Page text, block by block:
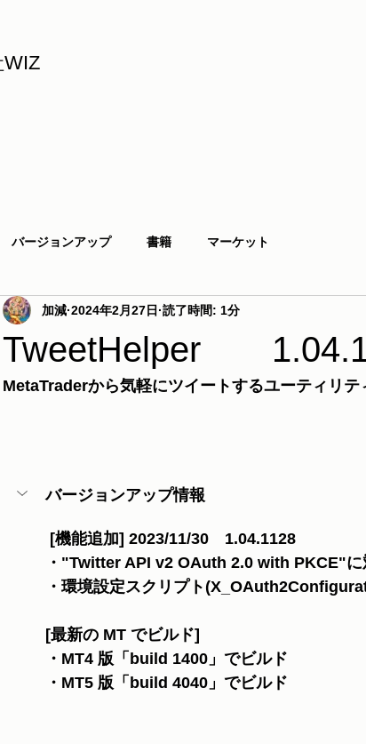
バージョンアップ 書籍 マーケット
TweetHelper
加減 2024年2月27日 読了時間: 1分
MetaTraderから気軽にツイートするユーティリテ
バージョンアップ情報
[機能追加] 2023/11/30　1.04.1128
・"Twitter API v2 OAuth 2.0 with PKCE"に
・環境設定スクリプト
[最新の MT でビルド]
・MT4 版「build 1400」でビルド
・MT5 版「build 4040」でビルド